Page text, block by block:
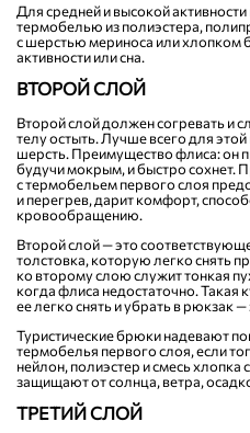
Для средней и высокой
термобелью из полиэстера,
с шерстью мериноса или хлопком
активности или сна.
ВТОРОЙ СЛОЙ
Второй слой должен согревать и
телу остыть. Лучше всего для
шерсть. Преимущество флиса: он
будучи мокрым, и быстро сохнет.
с термобельем первого слоя
и перегрев, дарит комфорт,
кровообращению.
Второй слой — это
толстовка, которую легко снять
ко второму слою служит тонкая
когда флиса недостаточно. Такая
ее легко снять и убрать в рюкзак
Туристические брюки надевают
термобелья первого слоя, если
нейлон, полиэстер и смесь
защищают от солнца, ветра,
ТРЕТИЙ СЛОЙ